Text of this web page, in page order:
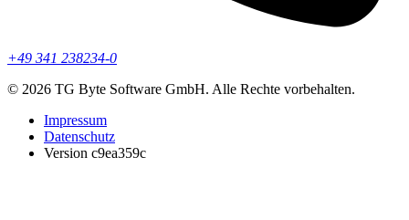
+49 341 238234-0
© 2026 TG Byte Software GmbH. Alle Rechte vorbehalten.
Impressum
Datenschutz
Version c9ea359c